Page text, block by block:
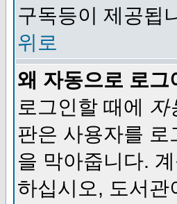
구독등이 제공됩
위로
왜 자동으로 로그
로그인할 때에 자
판은 사용자를
을 막아줍니다.
하십시오, 도서